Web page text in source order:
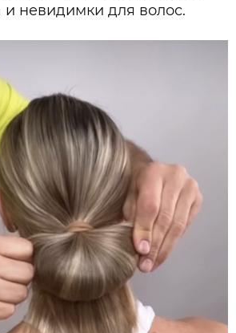
и невидимки для волос.